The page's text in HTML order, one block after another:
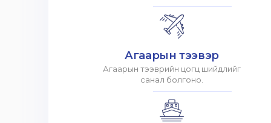
Агаарын тээвэр
Агаарын тээврийн цогц шийдлийг
санал болгоно.